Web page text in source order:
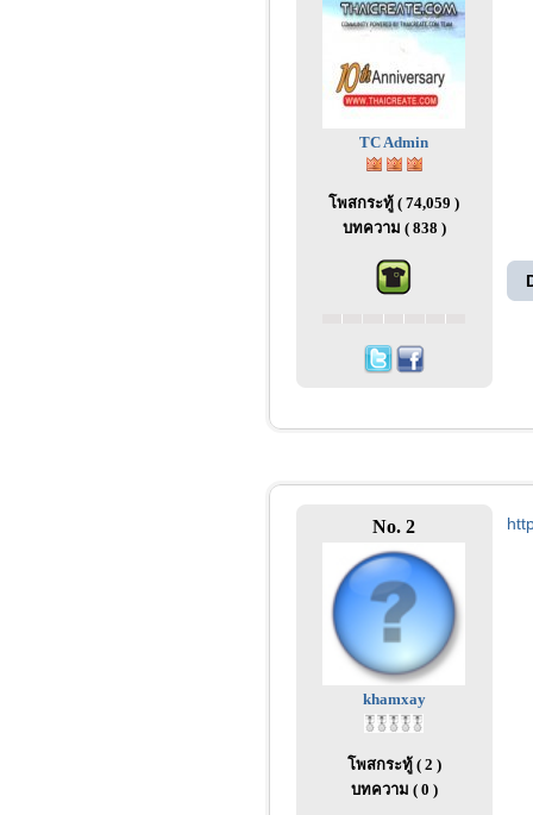
TC Admin
โพสกระทู้ ( 74,059 )
บทความ ( 838 )
No. 2
khamxay
โพสกระทู้ ( 2 )
บทความ ( 0 )